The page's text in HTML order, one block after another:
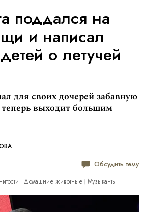
поддался на
и написал
о летучей
для своих дочерей забавную
выходит большим
Обсудить тему
Домашние животные Музыканты